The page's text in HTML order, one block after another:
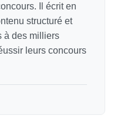
Il écrit en
structuré et
à des milliers
leurs concours